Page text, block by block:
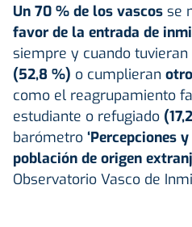
Un 70 % de los vascos se
favor de la entrada de
siempre y cuando tuvieran
(52,8 %) o cumplieran
como el reagrupamiento
estudiante o refugiado
barómetro ‘Percepciones
población de origen
Observatorio Vasco de